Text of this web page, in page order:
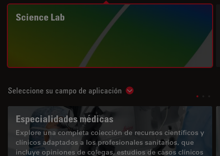
Science Lab
Seleccione su campo de aplicación Show subnavigation
Especialidades médicas
Explore una completa colección de recursos científicos y
clínicos adaptados a los profesionales sanitarios, que
incluye opiniones de colegas, estudios de casos clínicos